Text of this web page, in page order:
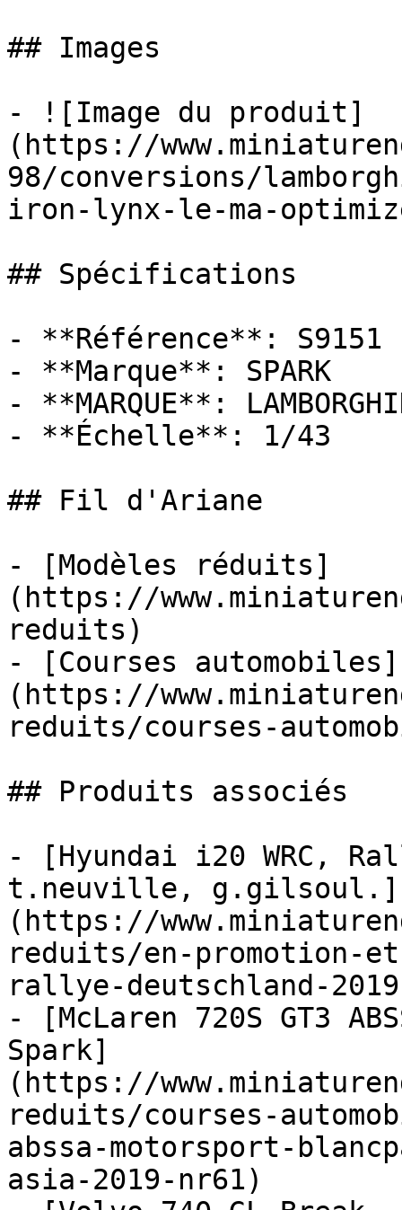
## Images
- ![Image du produit]
(https://
98/conversions/
iron-lynx-le-ma-
## Spécifications
- **Référence**: S9151
- **Marque**: SPARK
- **MARQUE**:
- **Échelle**: 1/43
## Fil d'Ariane
- [Modèles réduits]
(https://
reduits)
- [Courses automobiles]
(https://
reduits/courses-
## Produits associés
- [Hyundai i20 WRC,
t.neuville, g.gilsoul.]
(https://
reduits/en-promotion-
rallye-deutschland-
- [McLaren 720S GT3
Spark]
(https://
reduits/courses-
abssa-motorsport-
asia-2019-nr61)